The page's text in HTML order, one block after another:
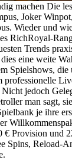
machen Die
Joker
Wieder und
RichRoyal-
Trends
eine weite
Spielshows, die
professionelle
jedoch
man sagt,
je ihre
€ Provision und
Spins, Reload-